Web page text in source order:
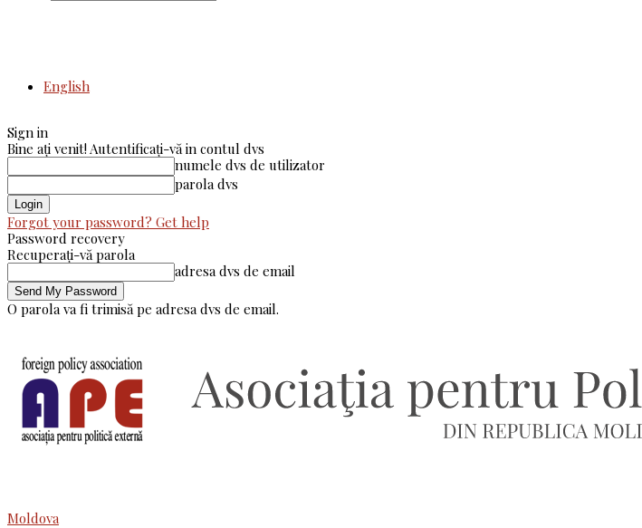
English
Sign in
Bine ați venit! Autentificați-vă in contul dvs
numele dvs de utilizator
parola dvs
Forgot your password? Get help
Password recovery
Recuperați-vă parola
adresa dvs de email
O parola va fi trimisă pe adresa dvs de email.
Moldova